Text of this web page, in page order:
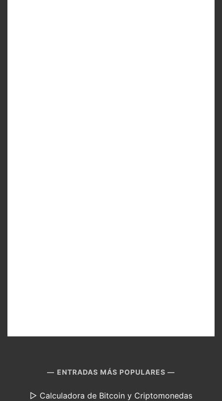
ENTRADAS MÁS POPULARES
▷ Calculadora de Bitcoin y Criptomonedas